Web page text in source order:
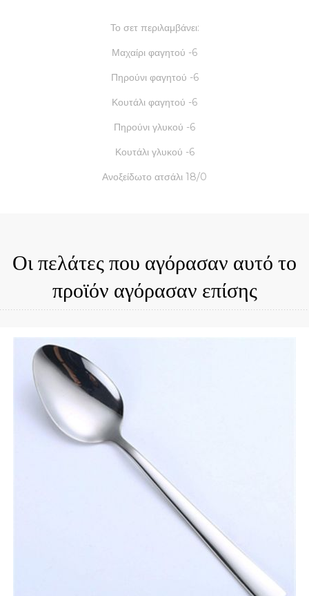
Το σετ περιλαμβάνει:
Μαχαίρι φαγητού -6
Πηρούνι φαγητού -6
Κουτάλι φαγητού -6
Πηρούνι γλυκού -6
Κουτάλι γλυκού -6
Ανοξείδωτο ατσάλι 18/0
Οι πελάτες που αγόρασαν αυτό το
προϊόν αγόρασαν επίσης